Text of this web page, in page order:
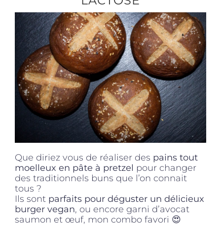
Produits sains
Click and collect
Traiteur
Accessoires
Offres
Que diriez vous de réaliser des pains tout
moelleux en pâte à pretzel pour changer
des traditionnels buns que l’on connait
tous ?
Ils sont parfaits pour déguster un délicieux
burger vegan, ou encore garni d’avocat
saumon et œuf, mon combo favori 😍